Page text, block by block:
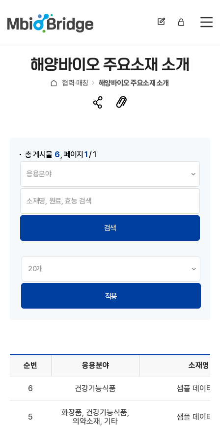
전
해양바이오 주요소재 소개
협력·매칭 해양바이오 주요소재 소개
총 게시물 6 ,페이지1/ 1
적용
해양바이오소재 DB - 순번, 응용분야, 소재명, 원료, 효능 정보
순번 응용분야 소재명
6 건강기능식품 샘플 데이터 6
5
화장품, 건강기능식품,
의약소재, 기타
샘플 데이터 5